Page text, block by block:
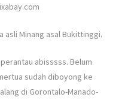
asli Minang asal Bukittinggi.
abisssss. Belum
sudah diboyong ke
di Gorontalo-Manado-